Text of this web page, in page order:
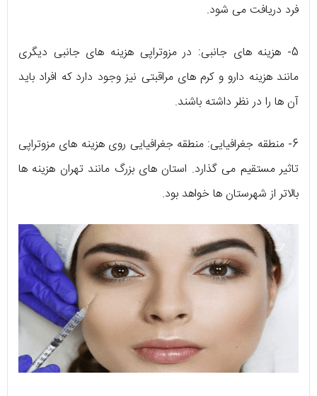
فرد دریافت می شود.
5- هزینه های جانبی: در مزوتراپی هزینه های جانبی دیگری
مانند هزینه دارو و کرم های مراقبتی نیز وجود دارد که افراد باید
آن ها را در نظر داشته باشند.
6- منطقه جغرافیایی: منطقه جغرافیایی روی هزینه های مزوتراپی
تاثیر مستقیم می گذارد. استان های بزرگ مانند تهران هزینه ها
بالاتر از شهرستان ها خواهد بود.